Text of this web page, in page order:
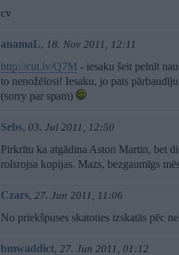
cv
anamaL, 18. Nov 2011, 12:11
http://cut.lv/Q7M - iesaku šeit pelnīt
to nenožēlosi! Iesaku, jo pats
(sorry par spam)
Sebs, 03. Jul 2011, 12:50
Pirkrītu ka atgādina Aston Martin, bet
rolsrojsa kopijas. Mazs, bezgaumīgs
Czars, 27. Jun 2011, 11:06
No priekšpuses skatoties izskatās pēc
bmwaddict, 27. Jun 2011, 01:12